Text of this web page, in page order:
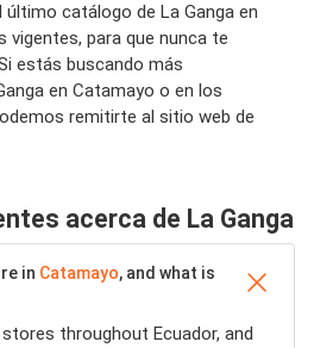
catálogo de La Ganga en
para que nunca te
estás buscando más
en Catamayo o en los
remitirte al sitio web de
acerca de La Ganga
in Catamayo, and what is
stores throughout Ecuador, and